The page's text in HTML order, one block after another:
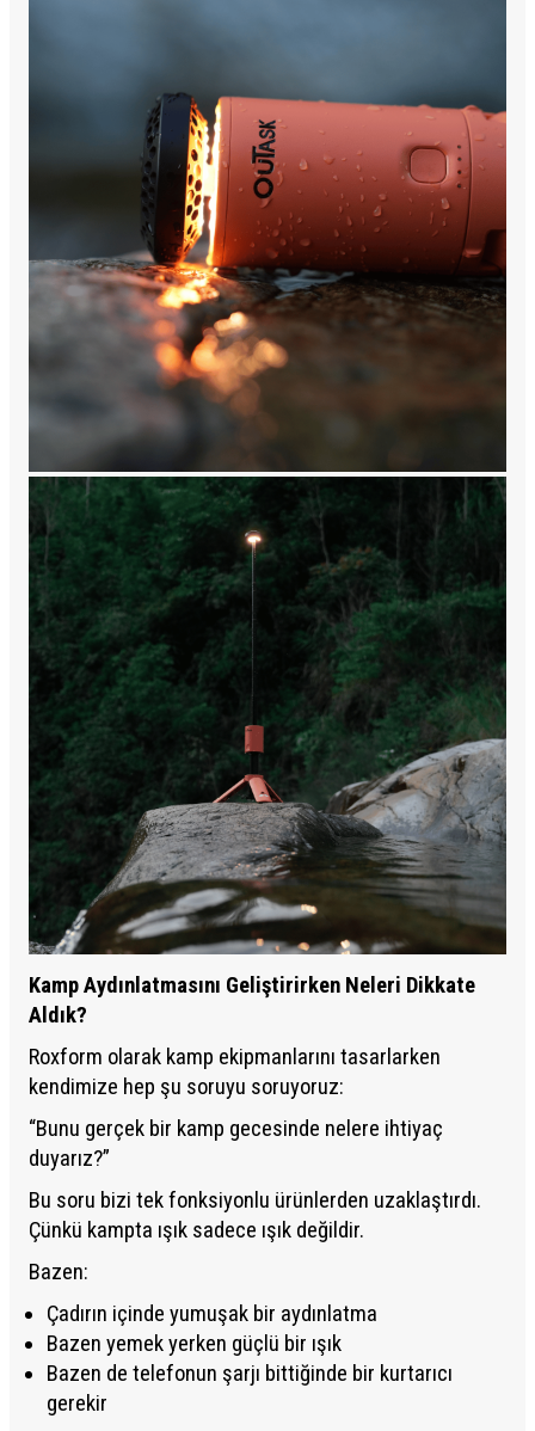
Kamp Aydınlatmasını Geliştirirken Neleri Dikkate
Aldık?
Roxform olarak kamp ekipmanlarını tasarlarken
kendimize hep şu soruyu soruyoruz:
“Bunu gerçek bir kamp gecesinde nelere ihtiyaç
duyarız?”
Bu soru bizi tek fonksiyonlu ürünlerden uzaklaştırdı.
Çünkü kampta ışık sadece ışık değildir.
Bazen:
Çadırın içinde yumuşak bir aydınlatma
Bazen yemek yerken güçlü bir ışık
Bazen de telefonun şarjı bittiğinde bir kurtarıcı
gerekir